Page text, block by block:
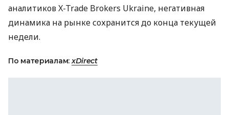
аналитиков X-Trade Brokers Ukraine, негативная
динамика на рынке сохранится до конца текущей
недели.
По материалам:xDirect